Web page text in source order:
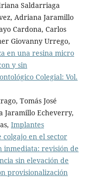
Saldarriaga
Adriana Jaramillo
Cardona, Carlos
Giovanny Urrego,
en una resina micro
y sin
Colegial: Vol.
Tomás José
Jaramillo Echeverry,
Implantes
colgajo en el sector
inmediata: revisión de
sin elevación de
provisionalización